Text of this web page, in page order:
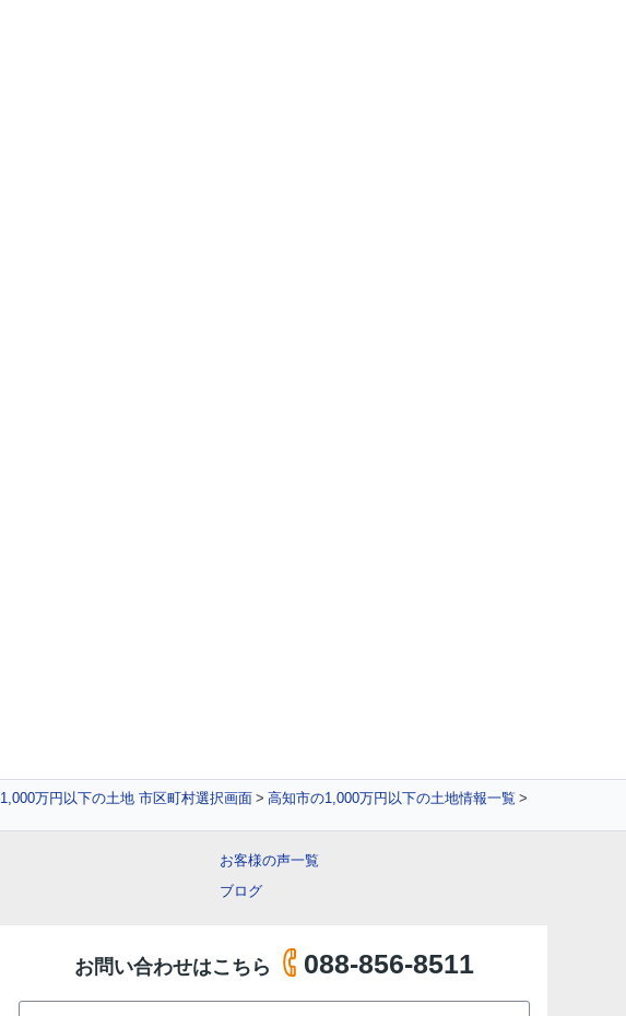
1,000万円以下の土地 市区町村選択画面
高知市の1,000万円以下の土地情報一覧
お客様の声一覧
ブログ
お問い合わせはこちら 088-856-8511